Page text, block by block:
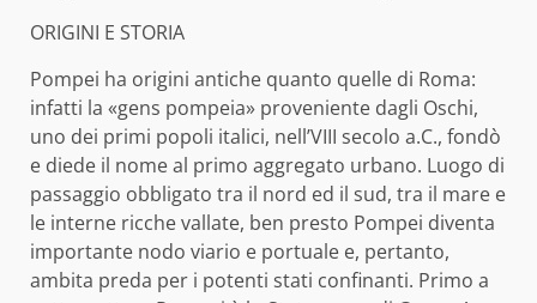
ORIGINI E STORIA
Pompei ha origini antiche quanto quelle di Roma:
infatti la «gens pompeia» proveniente dagli Oschi,
uno dei primi popoli italici, nell’VIII secolo a.C., fondò
e diede il nome al primo aggregato urbano. Luogo di
passaggio obbligato tra il nord ed il sud, tra il mare e
le interne ricche vallate, ben presto Pompei diventa
importante nodo viario e portuale e, pertanto,
ambita preda per i potenti stati confinanti. Primo a